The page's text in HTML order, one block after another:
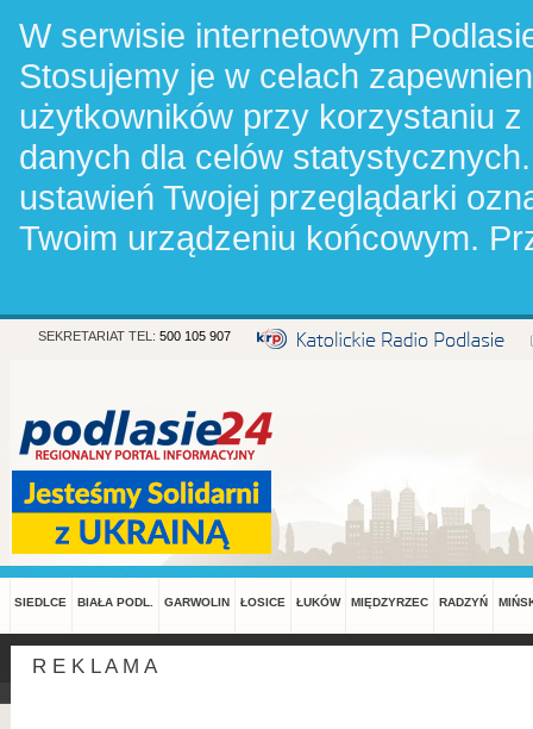
W serwisie internetowym
Stosujemy je w celach
użytkowników przy korzystaniu
danych dla celów
ustawień Twojej przeglądarki
Twoim urządzeniu końcowym.
SEKRETARIAT TEL: 500 105 907
SIEDLCE BIAŁA PODL. GARWOLIN ŁOSICE ŁUKÓW MIĘDZYRZEC RADZYŃ
R E K L A M A